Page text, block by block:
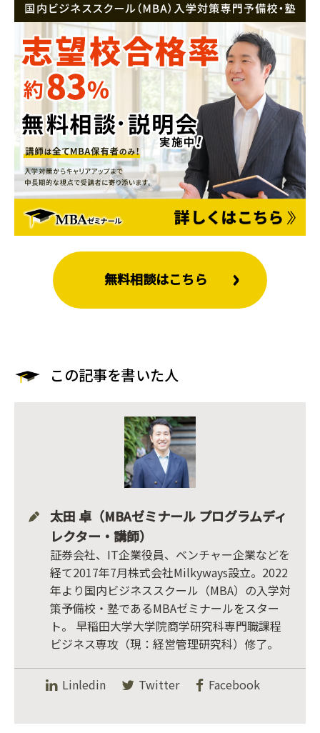
無料相談はこちら
この記事を書いた人
太田 卓（MBAゼミナール プログラムディ
レクター・講師）
証券会社、IT企業役員、ベンチャー企業などを
経て2017年7月株式会社Milkyways設立。2022
年より国内ビジネススクール（MBA）の入学対
策予備校・塾であるMBAゼミナールをスター
ト。 早稲田大学大学院商学研究科専門職課程
ビジネス専攻（現：経営管理研究科）修了。
Linledin Twitter Facebook